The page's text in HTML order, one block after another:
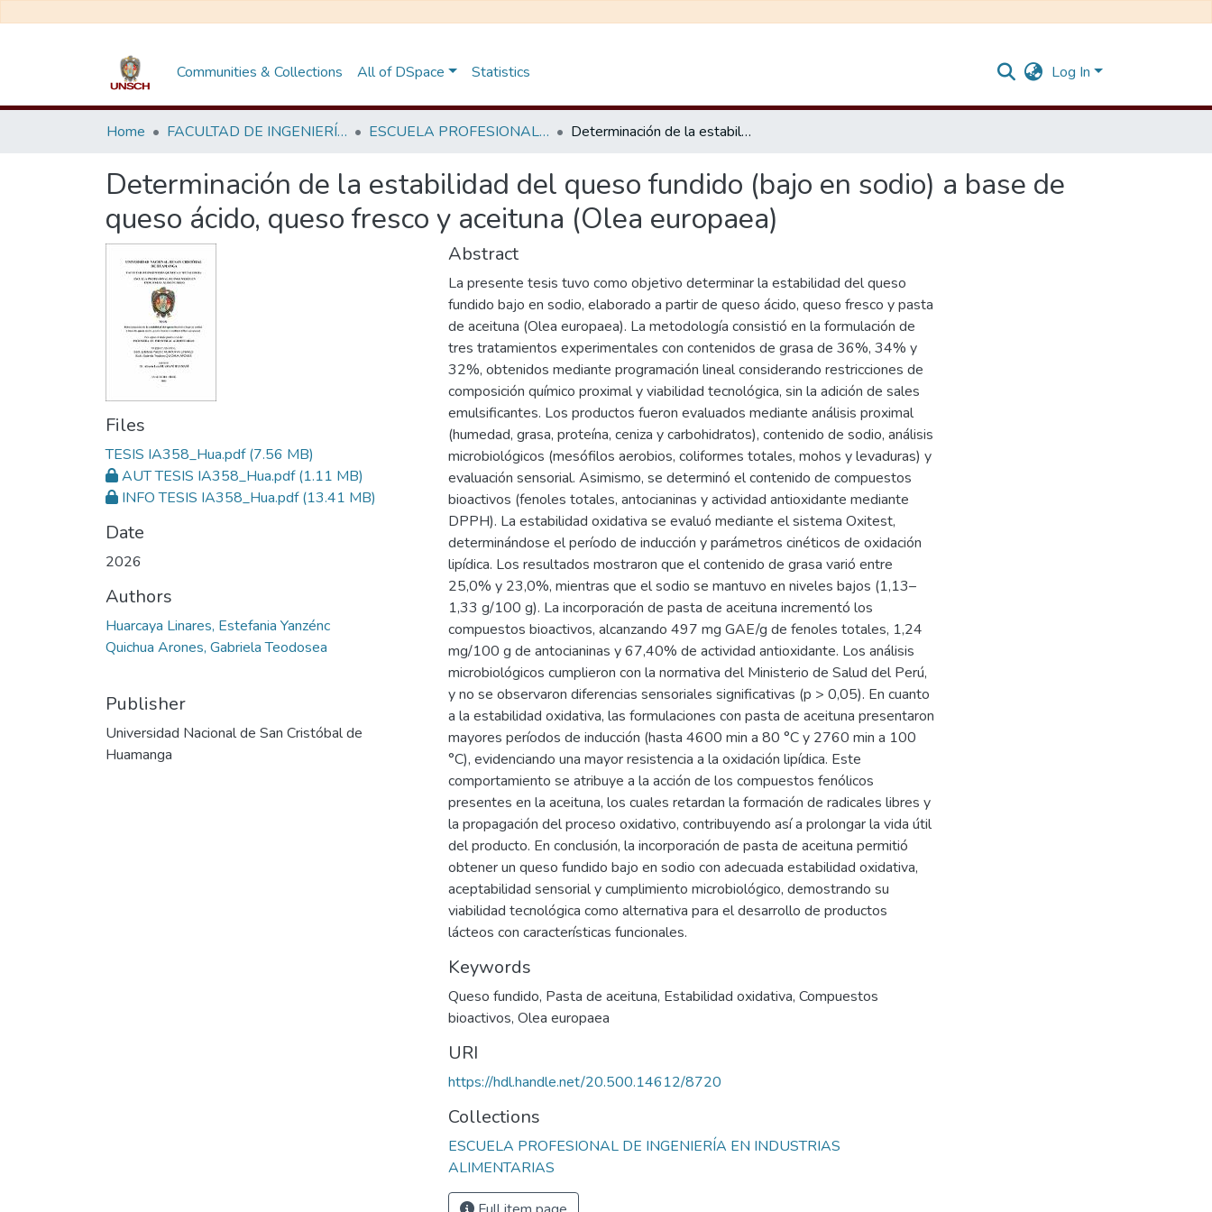
Communities & Collections All of DSpace Statistics Log In
Home FACULTAD DE INGENIERÍA QUÍMICA Y METALURGIA ESCUELA PROFESIONAL DE INGENIERÍA EN INDUSTRIAS ALIMENTARIAS Determinación de la estabilidad del queso fundido (bajo en sodio) a base de queso ácido, queso fresco y aceituna (Olea europaea)
Determinación de la estabilidad del queso fundido (bajo en sodio) a base de
queso ácido, queso fresco y aceituna (Olea europaea)
Files
TESIS IA358_Hua.pdf(7.56 MB)
AUT TESIS IA358_Hua.pdf(1.11 MB)
INFO TESIS IA358_Hua.pdf(13.41 MB)
Date
2026
Authors
Huarcaya Linares, Estefania Yanzénc
Quichua Arones, Gabriela Teodosea
Publisher
Universidad Nacional de San Cristóbal de
Huamanga
Abstract
La presente tesis tuvo como objetivo determinar la estabilidad del queso
fundido bajo en sodio, elaborado a partir de queso ácido, queso fresco y pasta
de aceituna (Olea europaea). La metodología consistió en la formulación de
tres tratamientos experimentales con contenidos de grasa de 36%, 34% y
32%, obtenidos mediante programación lineal considerando restricciones de
composición químico proximal y viabilidad tecnológica, sin la adición de sales
emulsificantes. Los productos fueron evaluados mediante análisis proximal
(humedad, grasa, proteína, ceniza y carbohidratos), contenido de sodio, análisis
microbiológicos (mesófilos aerobios, coliformes totales, mohos y levaduras) y
evaluación sensorial. Asimismo, se determinó el contenido de compuestos
bioactivos (fenoles totales, antocianinas y actividad antioxidante mediante
DPPH). La estabilidad oxidativa se evaluó mediante el sistema Oxitest,
determinándose el período de inducción y parámetros cinéticos de oxidación
lipídica. Los resultados mostraron que el contenido de grasa varió entre
25,0% y 23,0%, mientras que el sodio se mantuvo en niveles bajos (1,13–
1,33 g/100 g). La incorporación de pasta de aceituna incrementó los
compuestos bioactivos, alcanzando 497 mg GAE/g de fenoles totales, 1,24
mg/100 g de antocianinas y 67,40% de actividad antioxidante. Los análisis
microbiológicos cumplieron con la normativa del Ministerio de Salud del Perú,
y no se observaron diferencias sensoriales significativas (p > 0,05). En cuanto
a la estabilidad oxidativa, las formulaciones con pasta de aceituna presentaron
mayores períodos de inducción (hasta 4600 min a 80 °C y 2760 min a 100
°C), evidenciando una mayor resistencia a la oxidación lipídica. Este
comportamiento se atribuye a la acción de los compuestos fenólicos
presentes en la aceituna, los cuales retardan la formación de radicales libres y
la propagación del proceso oxidativo, contribuyendo así a prolongar la vida útil
del producto. En conclusión, la incorporación de pasta de aceituna permitió
obtener un queso fundido bajo en sodio con adecuada estabilidad oxidativa,
aceptabilidad sensorial y cumplimiento microbiológico, demostrando su
viabilidad tecnológica como alternativa para el desarrollo de productos
lácteos con características funcionales.
Keywords
Queso fundido, Pasta de aceituna, Estabilidad oxidativa, Compuestos
bioactivos, Olea europaea
URI
https://hdl.handle.net/20.500.14612/8720
Collections
ESCUELA PROFESIONAL DE INGENIERÍA EN INDUSTRIAS
ALIMENTARIAS